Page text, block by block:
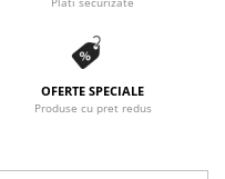
OFERTE SPECIALE
Produse cu pret redus